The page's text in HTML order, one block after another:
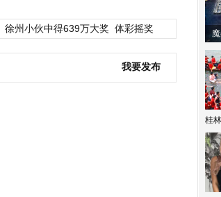
徐州小伙中得639万大奖 体彩摇奖
我要发布
南方有乔木 | “科创CP”渐入佳境
桂